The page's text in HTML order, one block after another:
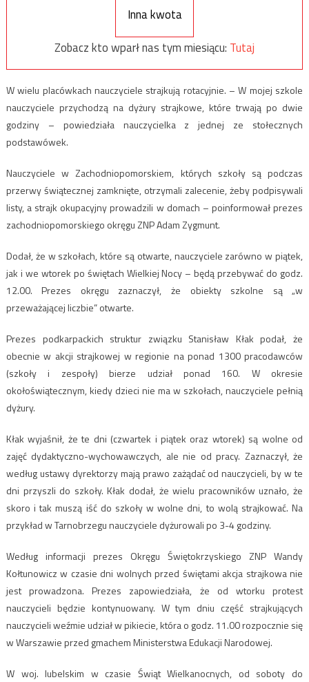
Inna kwota
Zobacz kto wparł nas tym miesiącu: Tutaj
W wielu placówkach nauczyciele strajkują rotacyjnie. – W mojej szkole
nauczyciele przychodzą na dyżury strajkowe, które trwają po dwie
godziny – powiedziała nauczycielka z jednej ze stołecznych
podstawówek.
Nauczyciele w Zachodniopomorskiem, których szkoły są podczas
przerwy świątecznej zamknięte, otrzymali zalecenie, żeby podpisywali
listy, a strajk okupacyjny prowadzili w domach – poinformował prezes
zachodniopomorskiego okręgu ZNP Adam Zygmunt.
Dodał, że w szkołach, które są otwarte, nauczyciele zarówno w piątek,
jak i we wtorek po świętach Wielkiej Nocy – będą przebywać do godz.
12.00. Prezes okręgu zaznaczył, że obiekty szkolne są „w
przeważającej liczbie” otwarte.
Prezes podkarpackich struktur związku Stanisław Kłak podał, że
obecnie w akcji strajkowej w regionie na ponad 1300 pracodawców
(szkoły i zespoły) bierze udział ponad 160. W okresie
okołoświątecznym, kiedy dzieci nie ma w szkołach, nauczyciele pełnią
dyżury.
Kłak wyjaśnił, że te dni (czwartek i piątek oraz wtorek) są wolne od
zajęć dydaktyczno-wychowawczych, ale nie od pracy. Zaznaczył, że
według ustawy dyrektorzy mają prawo zażądać od nauczycieli, by w te
dni przyszli do szkoły. Kłak dodał, że wielu pracowników uznało, że
skoro i tak muszą iść do szkoły w wolne dni, to wolą strajkować. Na
przykład w Tarnobrzegu nauczyciele dyżurowali po 3-4 godziny.
Według informacji prezes Okręgu Świętokrzyskiego ZNP Wandy
Kołtunowicz w czasie dni wolnych przed świętami akcja strajkowa nie
jest prowadzona. Prezes zapowiedziała, że od wtorku protest
nauczycieli będzie kontynuowany. W tym dniu część strajkujących
nauczycieli weźmie udział w pikiecie, która o godz. 11.00 rozpocznie się
w Warszawie przed gmachem Ministerstwa Edukacji Narodowej.
W woj. lubelskim w czasie Świąt Wielkanocnych, od soboty do